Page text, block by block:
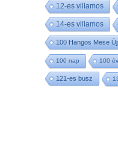
12-es villamos
14-es villamos
100 Hangos Mese
100 nap 100 év
121-es busz